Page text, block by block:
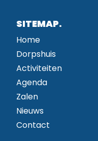
SITEMAP.
Home
Dorpshuis
Activiteiten
Agenda
Zalen
Nieuws
Contact